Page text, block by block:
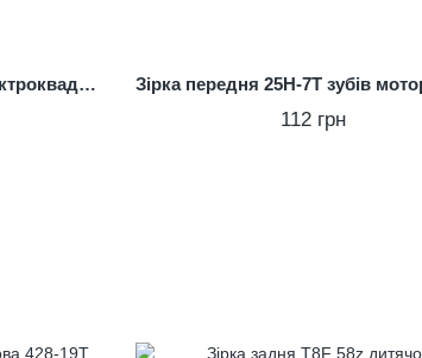
Ланцюг 25H-92F дитячих електроквадроциклів Crosser EATV-90304 Profi HB-6
112 грн